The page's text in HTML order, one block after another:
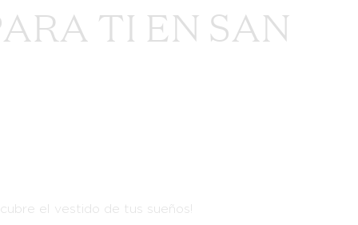
TI EN SAN
el vestido de tus sueños!